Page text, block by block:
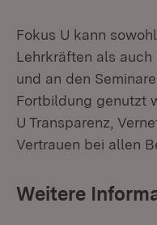
Fokus U kann
Lehrkräften als
und an den
Fortbildung genutzt
U Transparenz,
Vertrauen bei allen
Weitere